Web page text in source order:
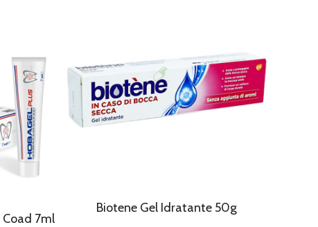
Coad 7ml
Biotene Gel Idratante 50g